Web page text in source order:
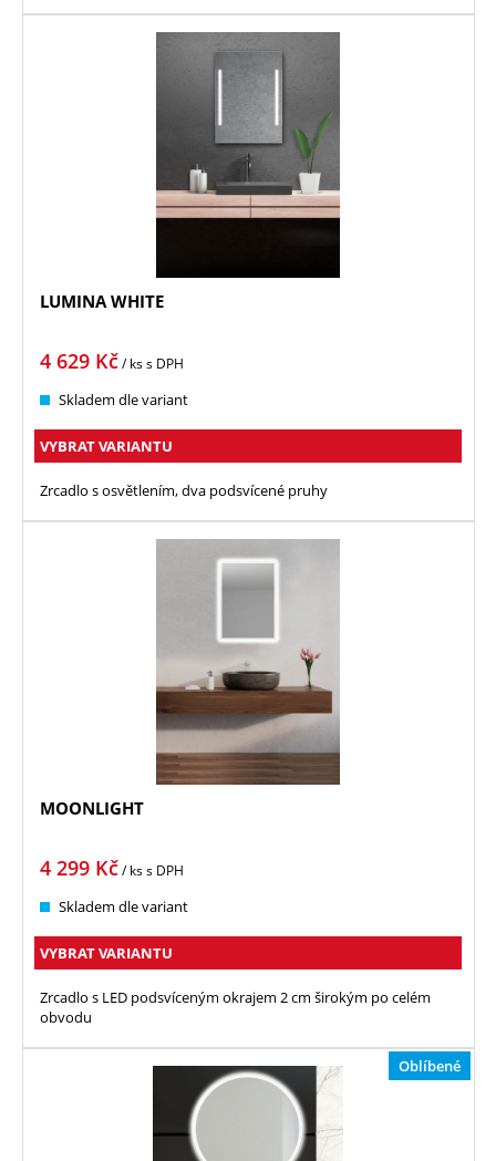
LUMINA WHITE
4 629 Kč/ kss DPH
Skladem dle variant
VYBRAT VARIANTU
Zrcadlo s osvětlením, dva podsvícené pruhy
MOONLIGHT
4 299 Kč/ kss DPH
Skladem dle variant
VYBRAT VARIANTU
Zrcadlo s LED podsvíceným okrajem 2 cm širokým po celém
obvodu
Oblíbené